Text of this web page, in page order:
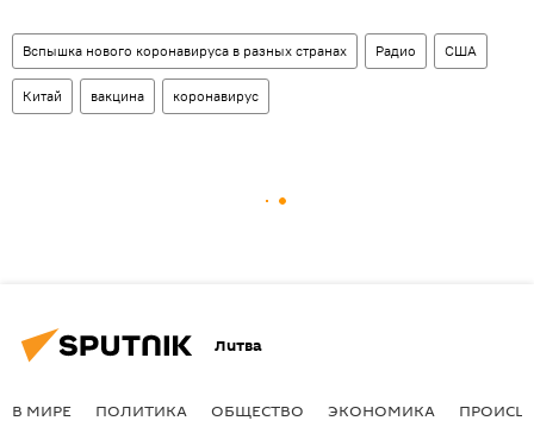
Вспышка нового коронавируса в разных странах Радио США
Китай вакцина коронавирус
Литва
В МИРЕ ПОЛИТИКА ОБЩЕСТВО ЭКОНОМИКА